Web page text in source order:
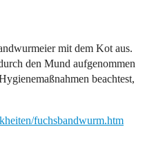
mit dem Kot aus.
den Mund aufgenommen
beachtest,
fuchsbandwurm.htm